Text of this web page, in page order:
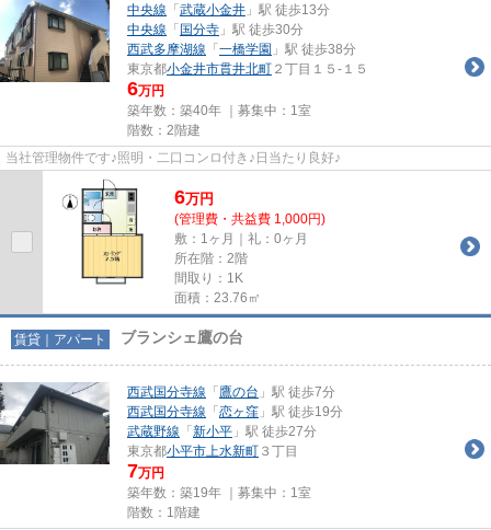
中央線 「 武蔵小金井 」駅 徒歩13分
中央線 「 国分寺 」駅 徒歩30分
西武多摩湖線 「 一橋学園 」駅 徒歩38分
東京都小金井市貫井北町 ２丁目１５-１５
6万円
築年数：築40年 ｜募集中： 1室
階数：2階建
当社管理物件です♪照明・二口コンロ付き♪日当たり良好♪
6万円
(管理費・共益費 1,000円)
敷：1ヶ月｜礼：0ヶ月
所在階：2階
間取り：1K
面積：23.76㎡
賃貸｜アパート ブランシェ鷹の台
西武国分寺線 「 鷹の台 」駅 徒歩7分
西武国分寺線 「 恋ヶ窪 」駅 徒歩19分
武蔵野線 「 新小平 」駅 徒歩27分
東京都小平市上水新町 ３丁目
7万円
築年数：築19年 ｜募集中： 1室
階数：1階建